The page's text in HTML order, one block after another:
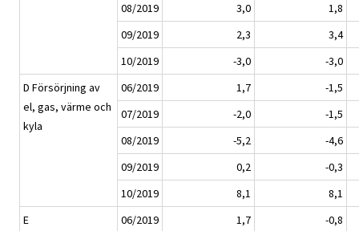
08/2019
3,0
1,8
09/2019
2,3
3,4
10/2019
-3,0
-3,0
D Försörjning av
el, gas, värme och
kyla
06/2019 1,7
-1,5
07/2019
-2,0
-1,5
08/2019
-5,2
-4,6
09/2019
0,2
-0,3
10/2019
8,1
8,1
E
06/2019 1,7
-0,8